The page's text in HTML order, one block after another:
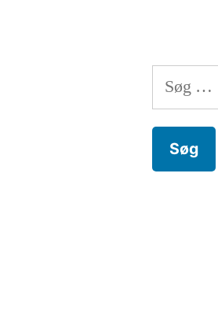
Søg
efter: